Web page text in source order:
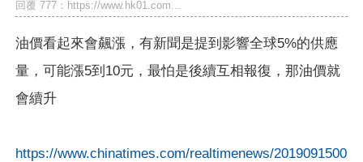
回覆 777：https://www.hk01.com...
油價看起來會飆漲，有新聞是提到影響全球5%的供應
量，可能漲5到10元，最怕是後續互相報復，那油價就
會續升
https://www.chinatimes.com/realtimenews/2019091500